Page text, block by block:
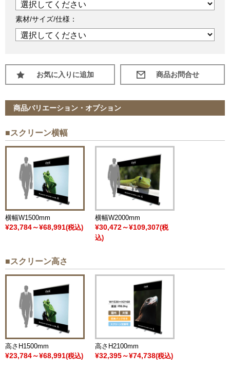
素材/サイズ/仕様：
お気に入りに追加
商品バリエーション・オプション
■スクリーン横幅
横幅W1500mm
¥23,784～¥68,991(税込)
横幅W2000mm
¥30,472～¥109,307(税
込)
■スクリーン高さ
高さH1500mm
¥23,784～¥68,991(税込)
高さH2100mm
¥32,395～¥74,738(税込)